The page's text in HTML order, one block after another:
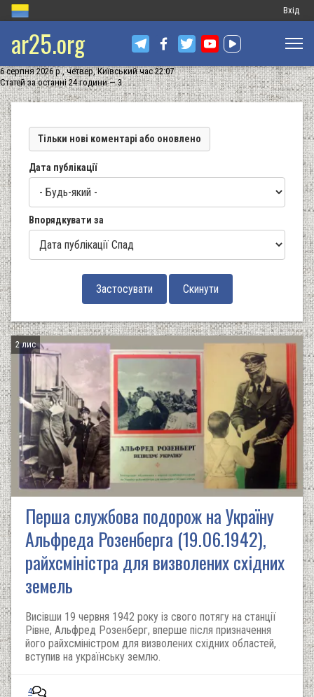
Меню
запису
Вхід
ar25.org
6 серпня 2026 р., четвер, Київський час 22:07
Статей за останні 24 години — 3
Тільки нові коментарі або оновлено
Дата публікації
Впорядкувати за
2 лис
Перша службова подорож на Україну
Альфреда Розенберга (19.06.1942),
райхсміністра для визволених східних
земель
Висівши 19 червня 1942 року із свого потягу на станції
Рівне, Альфред Розенберг, вперше після призначення
його райхсміністром для визволених східних областей,
вступив на українську землю.
4